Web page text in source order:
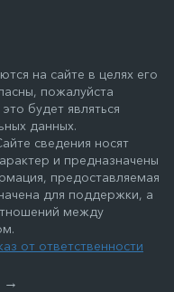
на сайте в целях его
пожалуйста
будет являться
данных.
сведения носят
и предназначены
предоставляемая
для поддержки, а
между
от ответственности
→